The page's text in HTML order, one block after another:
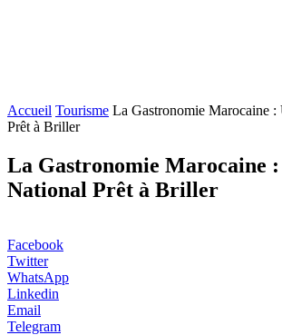
Accueil Tourisme La Gastronomie Marocaine :
Prêt à Briller
La Gastronomie Marocaine
National Prêt à Briller
Facebook
Twitter
WhatsApp
Linkedin
Email
Telegram